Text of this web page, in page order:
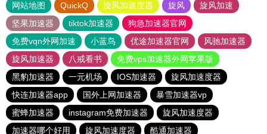
网站地图 QuickQ 旋风加速度器 旋风
旋风加速
坚果加速器
tiktok加速器
狗急加速器官网
免费vqn外网加速
小蓝鸟 优途加速器官网
风驰加速器
旋风加速器
八戒看书
免费vps加速器外网苹果版
黑豹加速器
一元机场 IOS加速器
旋风加速度器
快连加速器app
国外上网加速器
暴雪加速器vp
蜜蜂加速器
instagram免费加速器
旋风加速度器
加速器哪个好用
旋风加速度器 酷通加速器